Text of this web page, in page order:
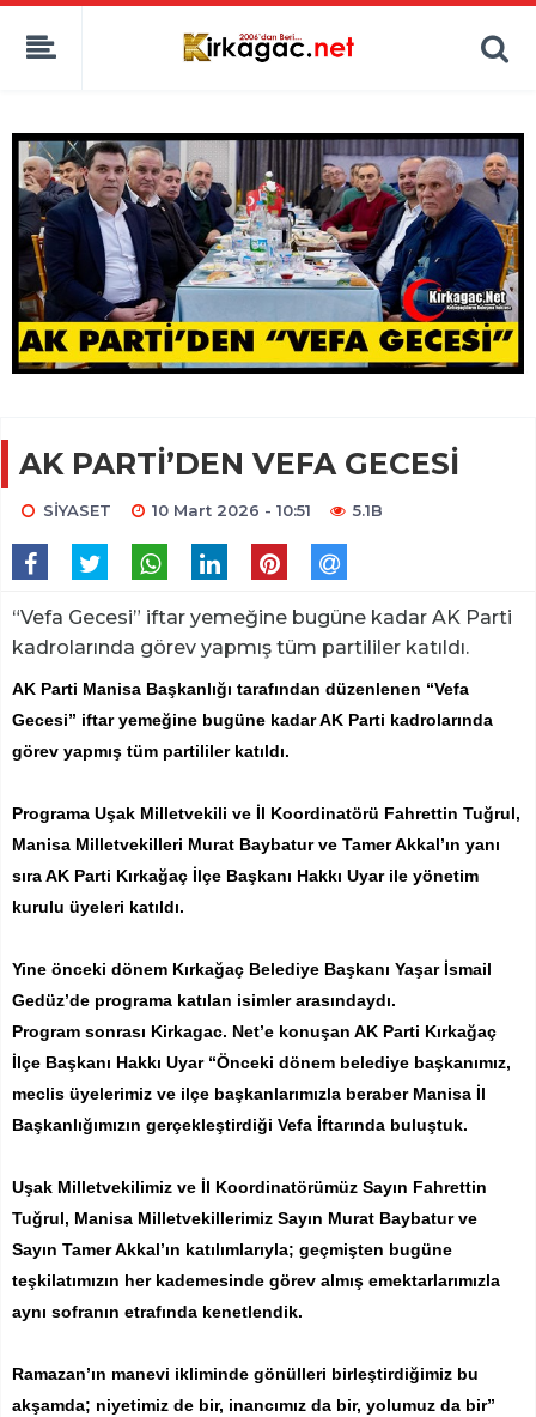
AK PARTİ’DEN VEFA GECESİ
SİYASET 10 Mart 2026 - 10:51 5.1B
“Vefa Gecesi” iftar yemeğine bugüne kadar AK Parti
kadrolarında görev yapmış tüm partililer katıldı.
AK Parti Manisa Başkanlığı tarafından düzenlenen “Vefa
Gecesi” iftar yemeğine bugüne kadar AK Parti kadrolarında
görev yapmış tüm partililer katıldı.
Programa Uşak Milletvekili ve İl Koordinatörü Fahrettin Tuğrul,
Manisa Milletvekilleri Murat Baybatur ve Tamer Akkal’ın yanı
sıra AK Parti Kırkağaç İlçe Başkanı Hakkı Uyar ile yönetim
kurulu üyeleri katıldı.
Yine önceki dönem Kırkağaç Belediye Başkanı Yaşar İsmail
Gedüz’de programa katılan isimler arasındaydı.
Program sonrası Kirkagac. Net’e konuşan AK Parti Kırkağaç
İlçe Başkanı Hakkı Uyar “Önceki dönem belediye başkanımız,
meclis üyelerimiz ve ilçe başkanlarımızla beraber Manisa İl
Başkanlığımızın gerçekleştirdiği Vefa İftarında buluştuk.
Uşak Milletvekilimiz ve İl Koordinatörümüz Sayın Fahrettin
Tuğrul, Manisa Milletvekillerimiz Sayın Murat Baybatur ve
Sayın Tamer Akkal’ın katılımlarıyla; geçmişten bugüne
teşkilatımızın her kademesinde görev almış emektarlarımızla
aynı sofranın etrafında kenetlendik.
Ramazan’ın manevi ikliminde gönülleri birleştirdiğimiz bu
akşamda; niyetimiz de bir, inancımız da bir, yolumuz da bir”